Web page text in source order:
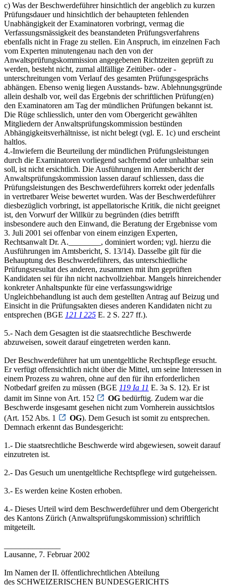
c) Was der Beschwerdeführer hinsichtlich der angeblich zu kurzen
Prüfungsdauer und hinsichtlich der behaupteten fehlenden
Unabhängigkeit der Examinatoren vorbringt, vermag die
Verfassungsmässigkeit des beanstandeten Prüfungsverfahrens
ebenfalls nicht in Frage zu stellen. Ein Anspruch, im einzelnen Fach
vom Experten minutengenau nach den von der
Anwaltsprüfungskommission angegebenen Richtzeiten geprüft zu
werden, besteht nicht, zumal allfällige Zeitüber- oder -
unterschreitungen vom Verlauf des gesamten Prüfungsgesprächs
abhängen. Ebenso wenig liegen Ausstands- bzw. Ablehnungsgründe
allein deshalb vor, weil das Ergebnis der schriftlichen Prüfung(en)
den Examinatoren am Tag der mündlichen Prüfungen bekannt ist.
Die Rüge schliesslich, unter den vom Obergericht gewählten
Mitgliedern der Anwaltsprüfungskommission bestünden
Abhängigkeitsverhältnisse, ist nicht belegt (vgl. E. 1c) und erscheint
haltlos.
4.-Inwiefern die Beurteilung der mündlichen Prüfungsleistungen
durch die Examinatoren vorliegend sachfremd oder unhaltbar sein
soll, ist nicht ersichtlich. Die Ausführungen im Amtsbericht der
Anwaltsprüfungskommission lassen darauf schliessen, dass die
Prüfungsleistungen des Beschwerdeführers korrekt oder jedenfalls
in vertretbarer Weise bewertet wurden. Was der Beschwerdeführer
diesbezüglich vorbringt, ist appellatorische Kritik, die nicht geeignet
ist, den Vorwurf der Willkür zu begründen (dies betrifft
insbesondere auch den Einwand, die Beratung der Ergebnisse vom
3. Juli 2001 sei offenbar von einem einzigen Experten,
Rechtsanwalt Dr. A.________, dominiert worden; vgl. hierzu die
Ausführungen im Amtsbericht, S. 13/14). Dasselbe gilt für die
Behauptung des Beschwerdeführers, das unterschiedliche
Prüfungsresultat des anderen, zusammen mit ihm geprüften
Kandidaten sei für ihn nicht nachvollziehbar. Mangels hinreichender
konkreter Anhaltspunkte für eine verfassungswidrige
Ungleichbehandlung ist auch dem gestellten Antrag auf Beizug und
Einsicht in die Prüfungsakten dieses anderen Kandidaten nicht zu
entsprechen (BGE 121 I 225 E. 2 S. 227 ff.).
5.- Nach dem Gesagten ist die staatsrechtliche Beschwerde
abzuweisen, soweit darauf eingetreten werden kann.
Der Beschwerdeführer hat um unentgeltliche Rechtspflege ersucht.
Er verfügt offensichtlich nicht über die Mittel, um seine Interessen in
einem Prozess zu wahren, ohne auf den für ihn erforderlichen
Notbedarf greifen zu müssen (BGE 119 Ia 11 E. 3a S. 12). Er ist
damit im Sinne von Art. 152
OG bedürftig. Zudem war die
Beschwerde insgesamt gesehen nicht zum Vornherein aussichtslos
(Art. 152 Abs. 1
OG). Dem Gesuch ist somit zu entsprechen.
Demnach erkennt das Bundesgericht:
1.- Die staatsrechtliche Beschwerde wird abgewiesen, soweit darauf
einzutreten ist.
2.- Das Gesuch um unentgeltliche Rechtspflege wird gutgeheissen.
3.- Es werden keine Kosten erhoben.
4.- Dieses Urteil wird dem Beschwerdeführer und dem Obergericht
des Kantons Zürich (Anwaltsprüfungskommission) schriftlich
mitgeteilt.
Lausanne, 7. Februar 2002
Im Namen der II. öffentlichrechtlichen Abteilung
des SCHWEIZERISCHEN BUNDESGERICHTS